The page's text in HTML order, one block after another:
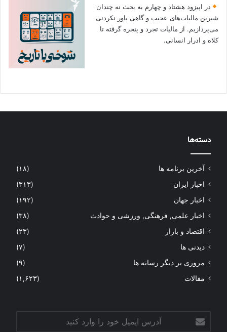
در اپیزود هشتاد و چهارم به بحث نه چندان
شیرین مالیات‌های عجیب و گاهی باور نکردنی‌
می‌پردازیم. از مالیات تجرد و پنجره گرفته تا
کلاه و ادرار انسانی.
دسته‌ها
آخرین برنامه ها
(۱۸)
اخبار ایران
(۳۱۳)
اخبار جهان
(۱۹۲)
اخبار علمی, فرهنگی, ورزشی و حوادث
(۳۸)
اقتصاد و بازار
(۲۳)
دیدنی ها
(۷)
مروری بر دیگر رسانه ها
(۹)
مقالات
(۱,۶۲۳)
ایمیل